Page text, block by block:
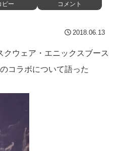
ピー コメント
2018.06.13
ウェア・エニックスブース
コラボについて語った